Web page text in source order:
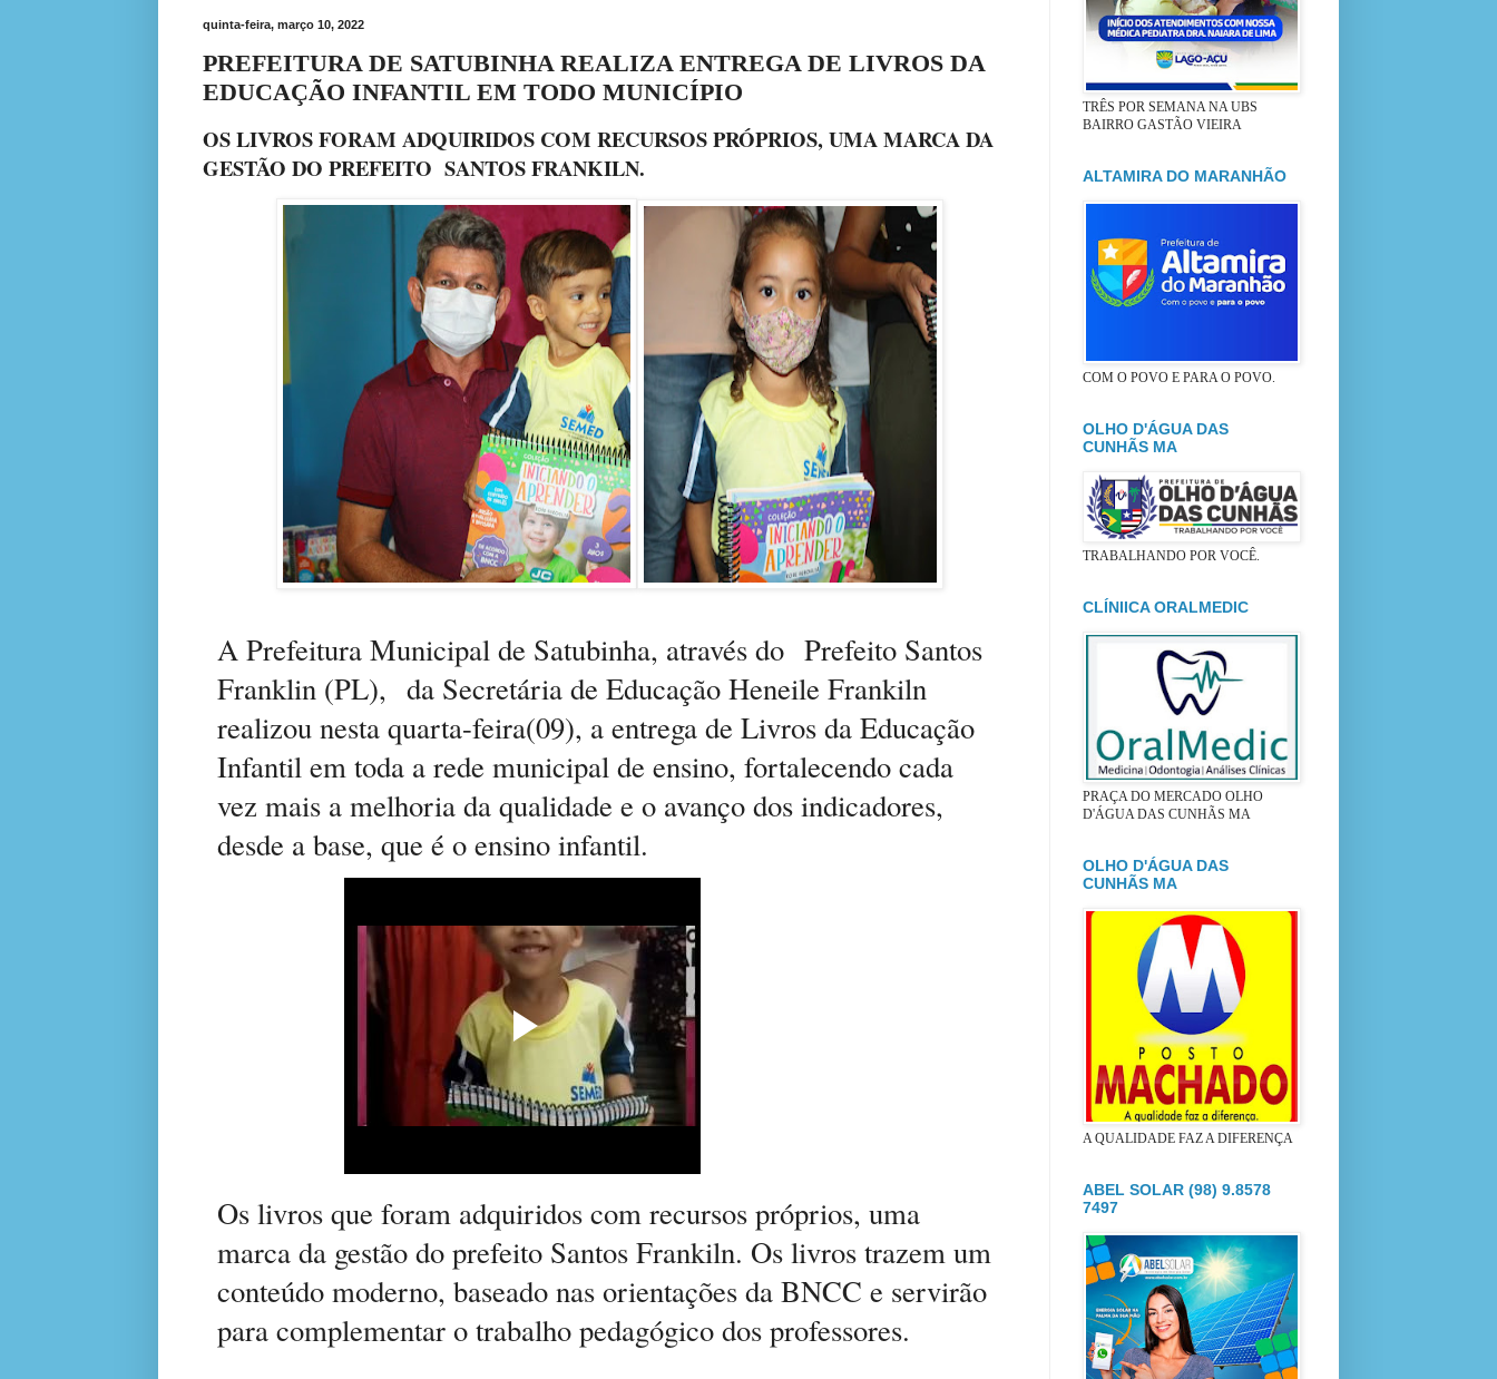
quinta-feira, março 10, 2022
PREFEITURA DE SATUBINHA REALIZA ENTREGA DE LIVROS DA
EDUCAÇÃO INFANTIL EM TODO MUNICÍPIO
OS LIVROS FORAM ADQUIRIDOS COM RECURSOS PRÓPRIOS, UMA MARCA DA
GESTÃO DO PREFEITO SANTOS FRANKILN.
A Prefeitura Municipal de Satubinha, através do Prefeito Santos
Franklin (PL), da Secretária de EducaçãoHeneile Frankiln
realizou nesta quarta-feira(09), a entrega de Livros da Educação
Infantil em toda a rede municipal de ensino, fortalecendo cada
vez mais a melhoria da qualidade e o avanço dos indicadores,
desde a base, que é o ensino infantil.
Os livros que foram adquiridos com recursos próprios, uma
marca da gestão do prefeito Santos Frankiln. Os livros trazem um
conteúdo moderno, baseado nas orientações da BNCC e servirão
para complementar o trabalho pedagógico dos professores.
TRÊS POR SEMANA NA UBS
BAIRRO GASTÃO VIEIRA
ALTAMIRA DO MARANHÃO
COM O POVO E PARA O POVO.
OLHO D'ÁGUA DAS
CUNHÃS MA
TRABALHANDO POR VOCÊ.
CLÍNIICA ORALMEDIC
PRAÇA DO MERCADO OLHO
D'ÁGUA DAS CUNHÃS MA
OLHO D'ÁGUA DAS
CUNHÃS MA
A QUALIDADE FAZ A DIFERENÇA
ABEL SOLAR (98) 9.8578
7497